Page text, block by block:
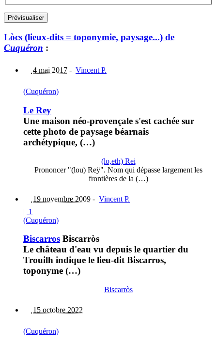
Lòcs (lieux-dits = toponymie, paysage...) de
Cuquéron :
4 mai 2017 - Vincent P.
(Cuquéron)
Le Rey
Une maison néo-provençale s'est cachée sur
cette photo de paysage béarnais
archétypique, (…)
(lo,eth) Rei
Prononcer "(lou) Reÿ". Nom qui dépasse largement les
frontières de la (…)
19 novembre 2009 - Vincent P.
| 1
(Cuquéron)
Biscarros Biscarròs
Le château d'eau vu depuis le quartier du
Trouilh indique le lieu-dit Biscarros,
toponyme (…)
Biscarròs
15 octobre 2022
(Cuquéron)